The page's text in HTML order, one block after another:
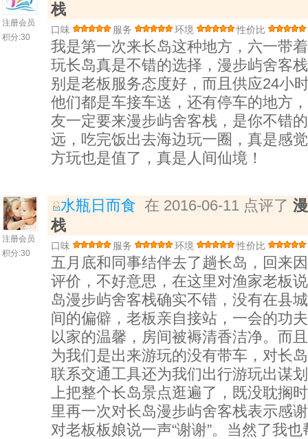
注册会员
积分:30
栈
口味 服务 环境 性价比
我是第一次来长岛这种地方，六一带
玩长岛真是不错的选择，漫步屿舍客
别是老板服务态度好，而且供应24小
他们都是车接车送，还有停车的地方
友一定要来漫步屿舍客栈，是你不错
远，吃完饭出去海边玩一圈，真是感
方玩也是值了，真是人间仙境！
注册会员
积分:30
水瓶日而食 在 2016-06-11 点评了
栈
口味 服务 环境 性价比
五月底和同事结伴去了趟长岛，回来
评价，不好意思，在这里对渔家老板
岛漫步屿舍客栈确实不错，没有在县
间的偏僻，老板亲自接站，一会的功
以家的温馨，房间被褥清香洁净。而
为我们是出来游玩的没有带车，对长
联系交通工具还为我们出行游玩出谋
上把整个长岛景点逛遍了，既没耽搁
里再一次对长岛漫步屿舍客栈表示感
对老板板娘说一声“谢谢”。当然了我